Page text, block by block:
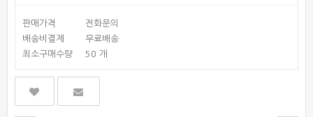
판매가격
전화문의
배송비결제
무료배송
최소구매수량
50 개